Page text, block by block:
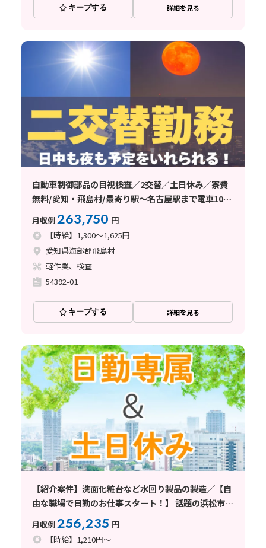
キープする 詳細を見る
自動車制御部品の目視検査／2交替／土日休み／寮費
無料/愛知・飛島村/最寄り駅～名古屋駅まで電車10
月収例263,750 円
【時給】1,300～1,625円
愛知県海部郡飛島村
軽作業、検査
54392-01
キープする 詳細を見る
【紹介案件】洗面化粧台など水回り製品の製造／【自
由な職場で日勤のお仕事スタート！】 話題の浜松市で
大活躍！！
月収例256,235 円
【時給】1,210円～